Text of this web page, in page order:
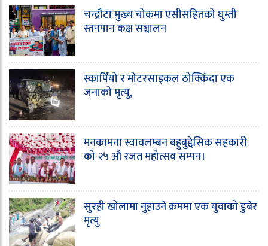
चन्द्रौटा मुख्य चोकमा एसीसहितको घुम्ती
स्तनपान कक्ष सञ्चालन
स्कार्पियो र मोटरसाइकल ठोक्किँदा एक
जनाको मृत्यु,
मनकामना स्वावलम्बन बहुबुद्देसिक सहकारी
को २५ औ रजत महोत्सव सम्पन।
सुरही खोलामा नुहाउने क्रममा एक युवाको डुबेर
मृत्यु